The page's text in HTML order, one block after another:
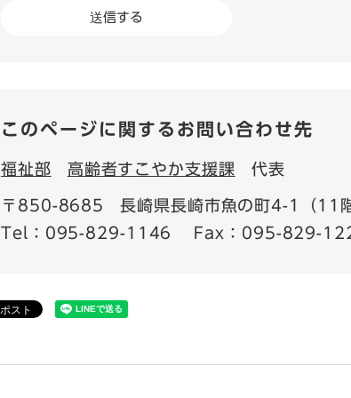
このページに関するお問い合わせ先
福祉部 高齢者すこやか支援課 代表
〒850-8685
長崎県長崎市魚の町4-1（11
Tel：095-829-1146
Fax：095-829-